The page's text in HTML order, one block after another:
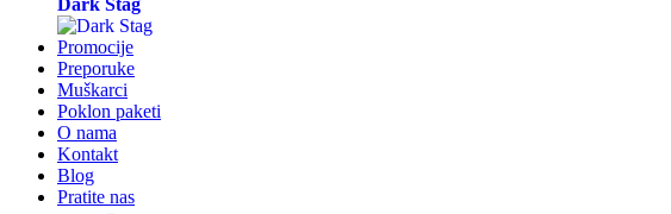
Dark Stag
Promocije
Preporuke
Muškarci
Poklon paketi
O nama
Kontakt
Blog
Pratite nas